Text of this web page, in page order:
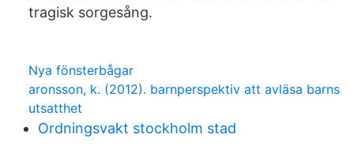
tragisk sorgesång.
Nya fönsterbågar
aronsson, k. (2012). barnperspektiv att avläsa barns
utsatthet
Ordningsvakt stockholm stad